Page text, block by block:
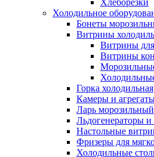
Холодильное
Бонеты
Витрины
Витрины
Витрины
Горка холодильная
Камеры и
Ларь морозильный
Льдогенераторы и
Настольные
Фризеры для
Холодильные